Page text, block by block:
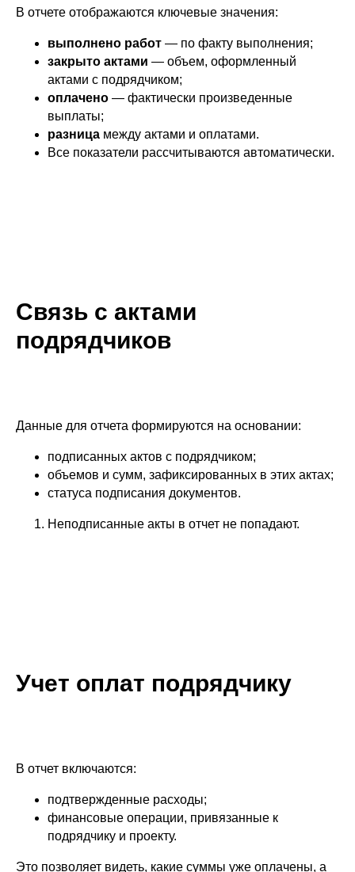
В отчете отображаются ключевые значения:
выполнено работ — по факту выполнения;
закрыто актами — объем, оформленный
актами с подрядчиком;
оплачено — фактически произведенные
выплаты;
разница между актами и оплатами.
Все показатели рассчитываются автоматически.
Связь с актами
подрядчиков
Данные для отчета формируются на основании:
подписанных актов с подрядчиком;
объемов и сумм, зафиксированных в этих актах;
статуса подписания документов.
Неподписанные акты в отчет не попадают.
Учет оплат подрядчику
В отчет включаются:
подтвержденные расходы;
финансовые операции, привязанные к
подрядчику и проекту.
Это позволяет видеть, какие суммы уже оплачены, а